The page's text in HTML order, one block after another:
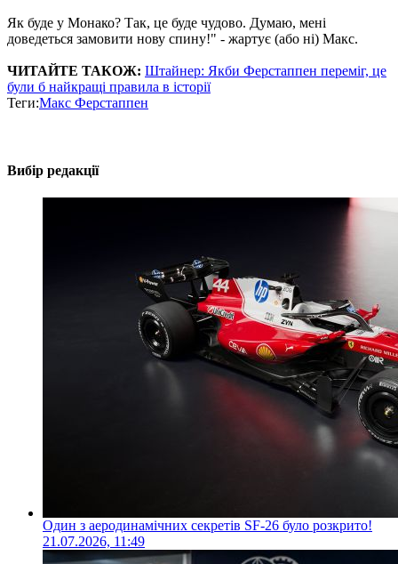
Як буде у Монако? Так, це буде чудово. Думаю, мені
доведеться замовити нову спину!" - жартує (або ні) Макс.
ЧИТАЙТЕ ТАКОЖ: Штайнер: Якби Ферстаппен переміг, це
були б найкращі правила в історії
Теги:Макс Ферстаппен
Вибір редакції
Один з аеродинамічних секретів SF-26 було розкрито!
21.07.2026, 11:49